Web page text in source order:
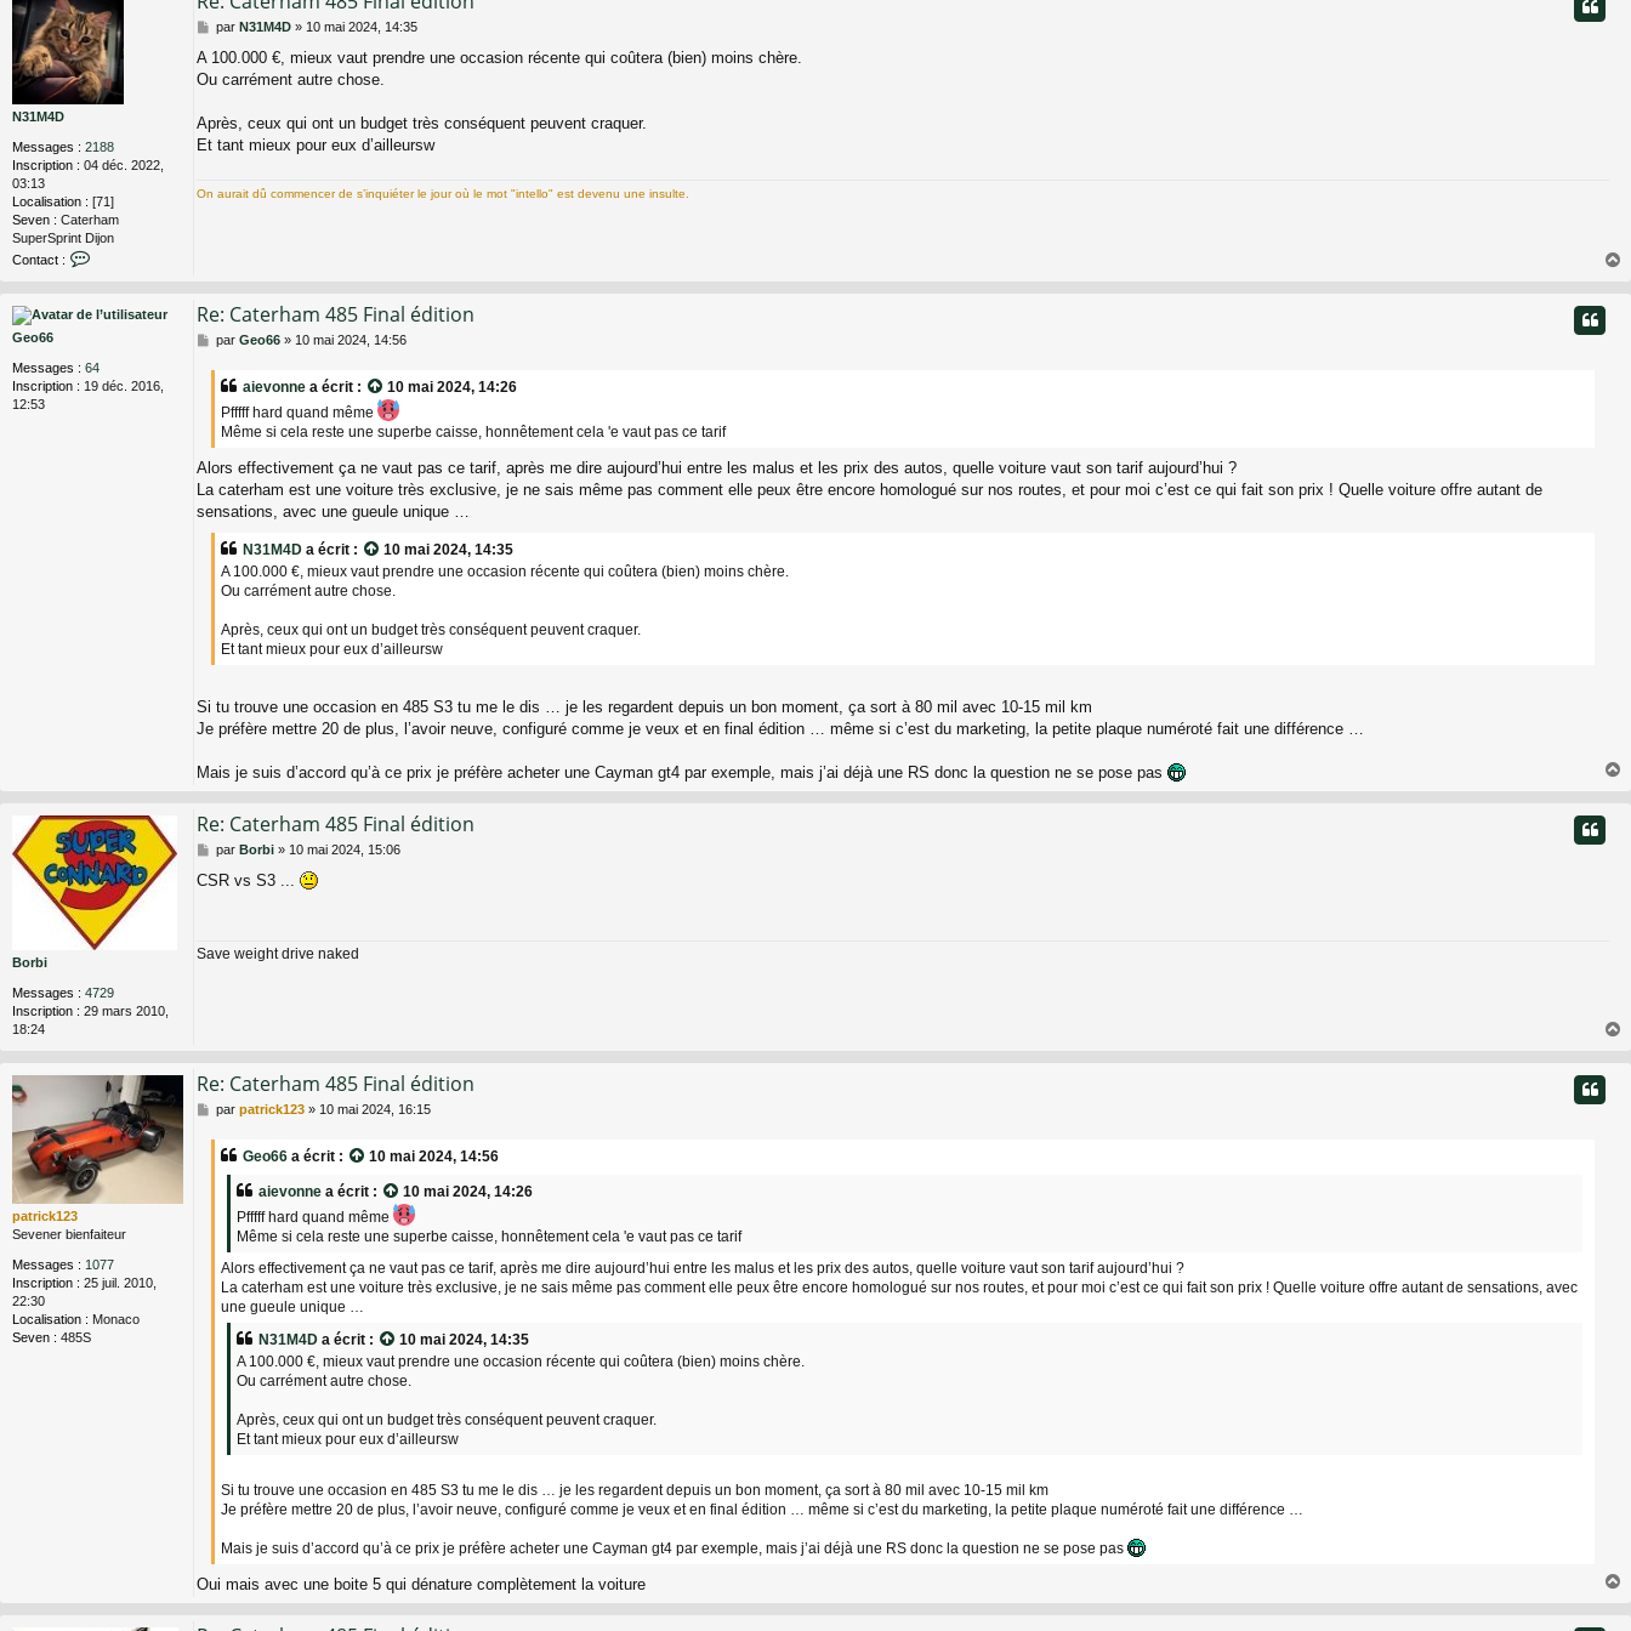
N31M4D
Messages : 2188
Inscription : 04 déc. 2022,
03:13
Localisation : [71]
Seven : Caterham
SuperSprint Dijon
Contact :
t
t
e
M
s
s
par N31M4D» 10 mai 2024, 14:35
A 100.000 €, mieux vaut prendre une occasion récente qui coûtera (bien) moins chère.
Ou carrément autre chose.
Après, ceux qui ont un budget très conséquent peuvent craquer.
Et tant mieux pour eux d’ailleursw
On aurait dû commencer de s’inquiéter le jour où le mot "intello" est devenu une insulte.
Geo66
Messages : 64
Inscription : 19 déc. 2016,
12:53
Re: Caterham 485 Final édition
M
e
par Geo66» 10 mai 2024, 14:56
aievonne a écrit :
10 mai 2024, 14:26
Pfffff hard quand même
Même si cela reste une superbe caisse, honnêtement cela 'e vaut pas ce tarif
Alors effectivement ça ne vaut pas ce tarif, après me dire aujourd’hui entre les malus et les prix des autos, quelle voiture vaut son tarif aujourd’hui ?
La caterham est une voiture très exclusive, je ne sais même pas comment elle peux être encore homologué sur nos routes, et pour moi c’est ce qui fait son prix ! Quelle voiture offre autant de
sensations, avec une gueule unique …
N31M4D a écrit :
10 mai 2024, 14:35
A 100.000 €, mieux vaut prendre une occasion récente qui coûtera (bien) moins chère.
Ou carrément autre chose.
Après, ceux qui ont un budget très conséquent peuvent craquer.
Et tant mieux pour eux d’ailleursw
Si tu trouve une occasion en 485 S3 tu me le dis … je les regardent depuis un bon moment, ça sort à 80 mil avec 10-15 mil km
Je préfère mettre 20 de plus, l’avoir neuve, configuré comme je veux et en final édition … même si c’est du marketing, la petite plaque numéroté fait une différence …
Mais je suis d’accord qu’à ce prix je préfère acheter une Cayman gt4 par exemple, mais j’ai déjà une RS donc la question ne se pose pas
Borbi
Messages : 4729
Inscription : 29 mars 2010,
18:24
Re: Caterham 485 Final édition
M
s
e
par Borbi» 10 mai 2024, 15:06
CSR vs S3 ...
Save weight drive naked
patrick123
Sevener bienfaiteur
Messages : 1077
Inscription : 25 juil. 2010,
22:30
Localisation : Monaco
Seven : 485S
Re: Caterham 485 Final édition
M
par patrick123» 10 mai 2024, 16:15
Geo66 a écrit : 10 mai 2024, 14:56
aievonne a écrit :
10 mai 2024, 14:26
Pfffff hard quand même
Même si cela reste une superbe caisse, honnêtement cela 'e vaut pas ce tarif
Alors effectivement ça ne vaut pas ce tarif, après me dire aujourd’hui entre les malus et les prix des autos, quelle voiture vaut son tarif aujourd’hui ?
La caterham est une voiture très exclusive, je ne sais même pas comment elle peux être encore homologué sur nos routes, et pour moi c’est ce qui fait son prix ! Quelle voiture offre autant de sensations, avec
une gueule unique …
N31M4D a écrit :
10 mai 2024, 14:35
A 100.000 €, mieux vaut prendre une occasion récente qui coûtera (bien) moins chère.
Ou carrément autre chose.
Après, ceux qui ont un budget très conséquent peuvent craquer.
Et tant mieux pour eux d’ailleursw
Si tu trouve une occasion en 485 S3 tu me le dis … je les regardent depuis un bon moment, ça sort à 80 mil avec 10-15 mil km
Je préfère mettre 20 de plus, l’avoir neuve, configuré comme je veux et en final édition … même si c’est du marketing, la petite plaque numéroté fait une différence …
Mais je suis d’accord qu’à ce prix je préfère acheter une Cayman gt4 par exemple, mais j’ai déjà une RS donc la question ne se pose pas
Oui mais avec une boite 5 qui dénature complètement la voiture